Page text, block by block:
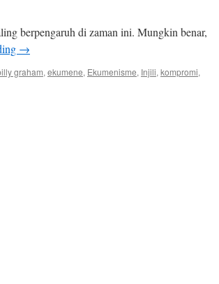
berpengaruh di zaman ini. Mungkin benar,
→
graham, ekumene, Ekumenisme, Injili, kompromi,